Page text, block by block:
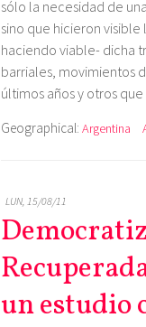
sólo la necesidad de
sino que hicieron
haciendo viable- dicha
barriales, movimientos
últimos años y otros
Geographical: Argentina
LUN, 15/08/11
un estudio